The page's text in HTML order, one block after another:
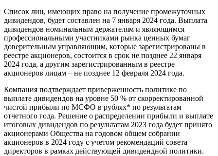
Список лиц, имеющих право на получение промежуточных
дивидендов, будет составлен на 7 января 2024 года. Выплата
дивидендов номинальным держателям и являющимся
профессиональными участниками рынка ценных бумаг
доверительным управляющим, которые зарегистрированы в
реестре акционеров, состоится в срок не позднее 22 января
2024 года, а другим зарегистрированным в реестре
акционеров лицам – не позднее 12 февраля 2024 года.
Компания подтверждает приверженность политике по
выплате дивидендов на уровне 50 % от скорректированной
чистой прибыли по МСФО в рублях* по результатам
отчетного года. Решение о распределении прибыли и выплате
итоговых дивидендов по результатам 2023 года будет принято
акционерами Общества на годовом общем собрании
акционеров в 2024 году с учетом рекомендаций совета
директоров в рамках действующей дивидендной политики.